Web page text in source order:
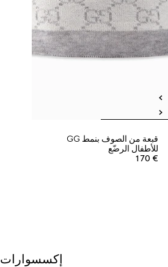
قبعة من الصوف بنمط GG
للأطفال الرضّع
€ 170
إكسسوارات